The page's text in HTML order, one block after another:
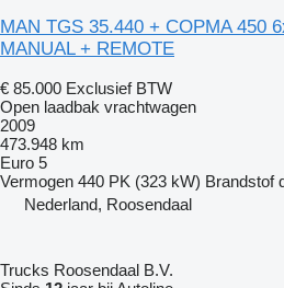
MAN TGS 35.440 + COPMA 450
MANUAL + REMOTE
€ 85.000 Exclusief BTW
Open laadbak vrachtwagen
2009
473.948 km
Euro 5
Vermogen 440 PK (323 kW) Brandstof
Nederland, Roosendaal
Trucks Roosendaal B.V.